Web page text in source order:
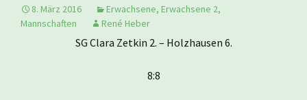
8. März 2016 Erwachsene, Erwachsene 2,
Mannschaften
René Heber
SG Clara Zetkin 2. – Holzhausen 6.
8:8